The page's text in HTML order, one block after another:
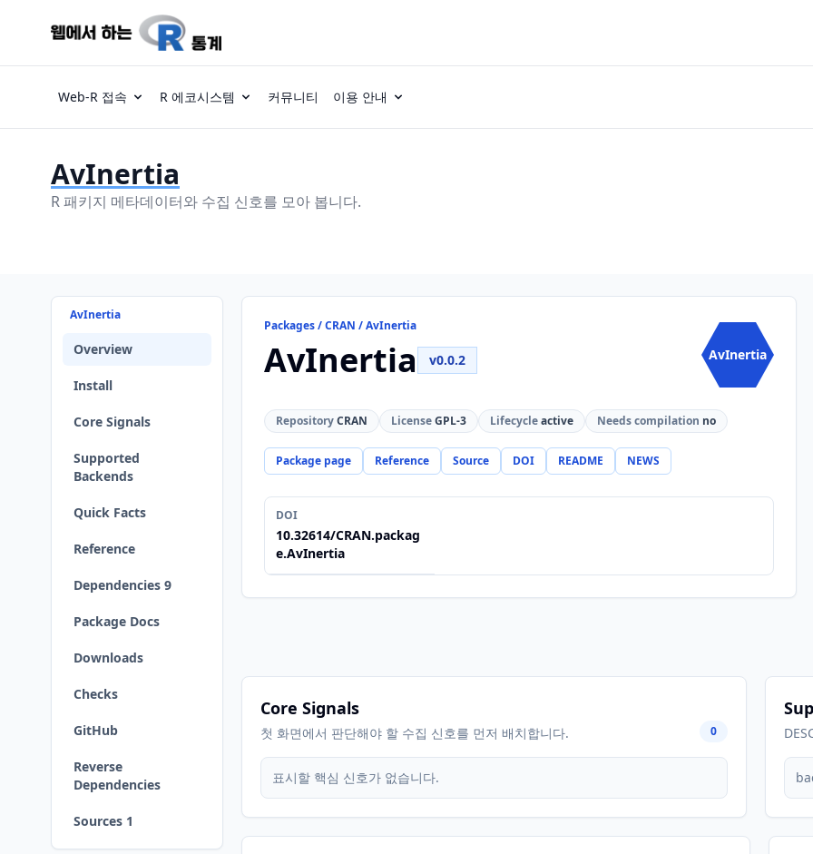
Web-R 접속 R 에코시스템 커뮤니티 이용 안내
AvInertia
R 패키지 메타데이터와 수집 신호를 모아 봅니다.
AvInertia
Overview
Install
Core Signals
Supported
Backends
Quick Facts
Reference
Dependencies 9
Package Docs
Downloads
Checks
GitHub
Reverse
Dependencies
Sources 1
Packages / CRAN / AvInertia
AvInertia v0.0.2 AvInertia
RepositoryCRAN LicenseGPL-3 Lifecycleactive Needs compilation no
Package page Reference Source DOI README NEWS
DOI
10.32614/CRAN.packag
e.AvInertia
Core Signals
첫 화면에서 판단해야 할 수집 신호를 먼저 배치합니다. 0
표시할 핵심 신호가 없습니다.